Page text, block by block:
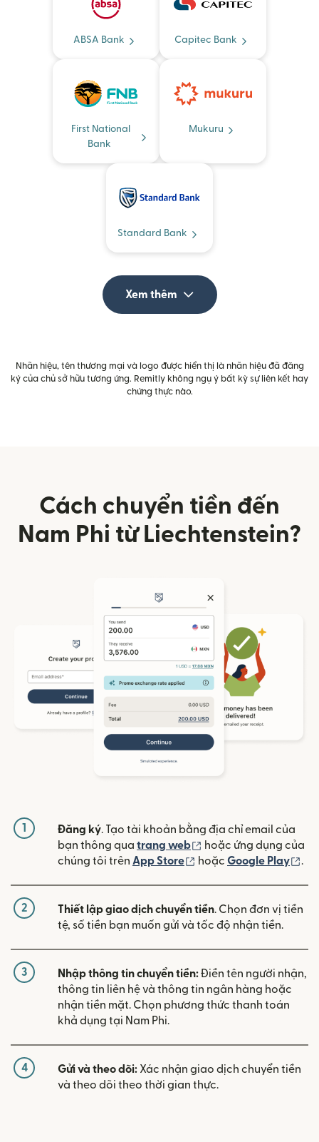
ABSA Bank Capitec Bank
First National
Bank
Mukuru
Standard Bank
Xem thêm
Nhãn hiệu, tên thương mại và logo được hiển thị là nhãn hiệu đã đăng
ký của chủ sở hữu tương ứng. Remitly không ngụ ý bất kỳ sự liên kết hay
chứng thực nào.
Cách chuyển tiền đến
Nam Phi từ Liechtenstein?
1 Đăng ký. Tạo tài khoản bằng địa chỉ email của
bạn thông qua trang web (mở trong cửa sổ mới)
hoặc ứng dụng của
chúng tôi trên App Store (mở trong cửa sổ mới)
hoặc Google Play .
2 Thiết lập giao dịch chuyển tiền. Chọn đơn vị tiền
tệ, số tiền bạn muốn gửi và tốc độ nhận tiền.
3 Nhập thông tin chuyển tiền:Điền tên người nhận,
thông tin liên hệ và thông tin ngân hàng hoặc
nhận tiền mặt. Chọn phương thức thanh toán
khả dụng tại Nam Phi.
4 Gửi và theo dõi: Xác nhận giao dịch chuyển tiền
và theo dõi theo thời gian thực.